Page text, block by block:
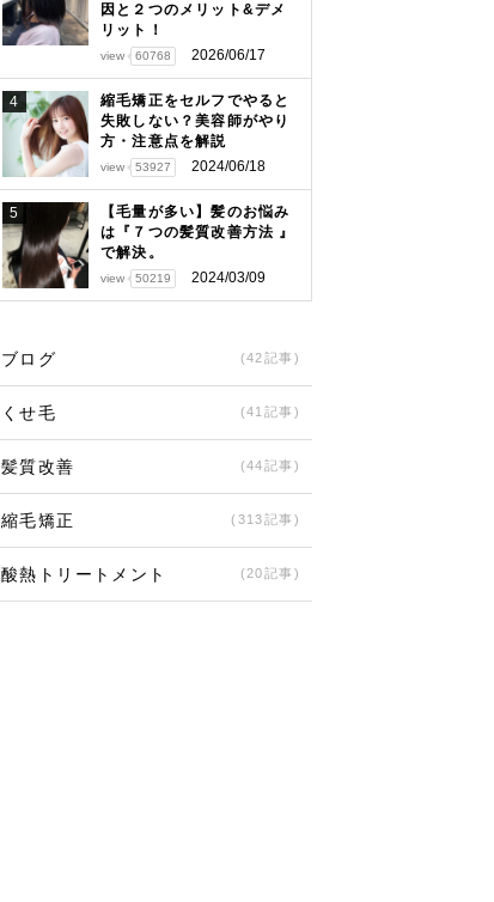
因と２つのメリット&デメ
リット！
view 60768 2026/06/17
4
縮毛矯正をセルフでやると
失敗しない？美容師がやり
方・注意点を解説
view 53927 2024/06/18
5
【毛量が多い】髪のお悩み
は『７つの髪質改善方法 』
で解決。
view 50219 2024/03/09
ブログ (42記事)
くせ毛 (41記事)
髪質改善 (44記事)
縮毛矯正 (313記事)
酸熱トリートメント (20記事)